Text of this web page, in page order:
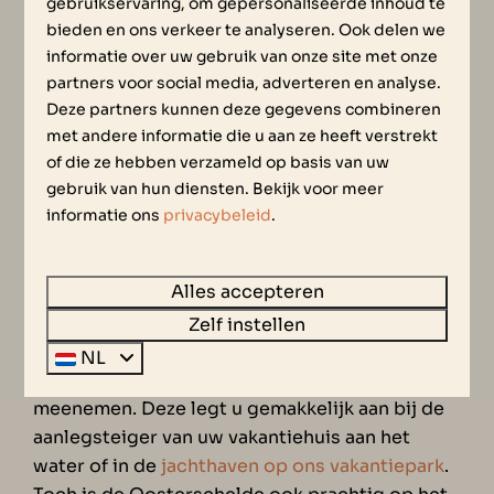
TO DO’S BIJ RESORT
WATERRIJK OESTERDAM
Wij hebben één tip voor uw verblijf in een
vakantiewoning aan het water bij Resort
ontspannen, activiteiten op het water aan. Wat
dacht u van wakeboarden, waterskiën, Jet Boat
varen, suppen, kanovaren of een bootje huren?
Natuurlijk kunt u ook uw eigen boot
meenemen. Deze legt u gemakkelijk aan bij de
aanlegsteiger van uw vakantiehuis aan het
water of in de jachthaven op ons vakantiepark.
bieden en ons verkeer te analyseren. Ook delen we
informatie over uw gebruik van onze site met onze
partners voor social media, adverteren en analyse.
Deze partners kunnen deze gegevens combineren
met andere informatie die u aan ze heeft verstrekt
of die ze hebben verzameld op basis van uw
gebruik van hun diensten. Bekijk voor meer
informatie ons privacybeleid.
Alles accepteren
Zelf instellen
NL